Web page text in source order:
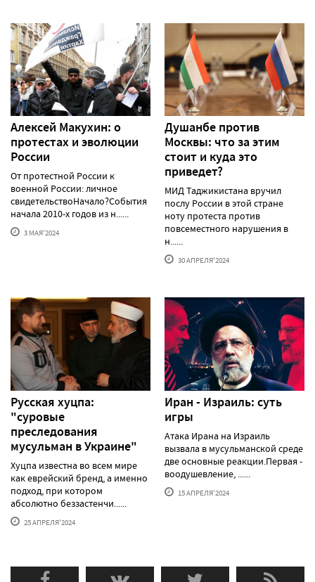
Алексей Макуxин: о
протестаx и эволюции
России
От протестной России к
военной России: личное
свидетельствоНачало?События
начала 2010-х годов из н......
3 МАЯ'2024
Душанбе против
Москвы: что за этим
стоит и куда это
приведет?
МИД Таджикистана вручил
послу России в этой стране
ноту протеста против
повсеместного нарушения в
н......
30 АПРЕЛЯ'2024
Русская хуцпа:
"суровые
преследования
мусульман в Украине"
Хуцпа известна во всем мире
как еврейский бренд, а именно
подход, при котором
абсолютно беззастенчи......
25 АПРЕЛЯ'2024
Иран - Израиль: суть
игры
Атака Ирана на Израиль
вызвала в мусульманской среде
две основные реакции.Первая -
воодушевление, ......
15 АПРЕЛЯ'2024